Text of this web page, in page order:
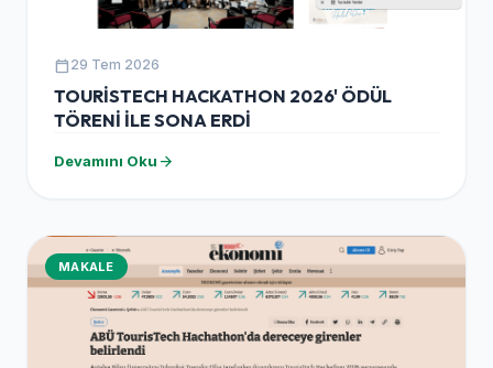
calendar_today 29 Tem 2026
TOURİSTECH HACKATHON 2026' ÖDÜL
TÖRENİ İLE SONA ERDİ
Devamını Oku arrow_forward
MAKALE